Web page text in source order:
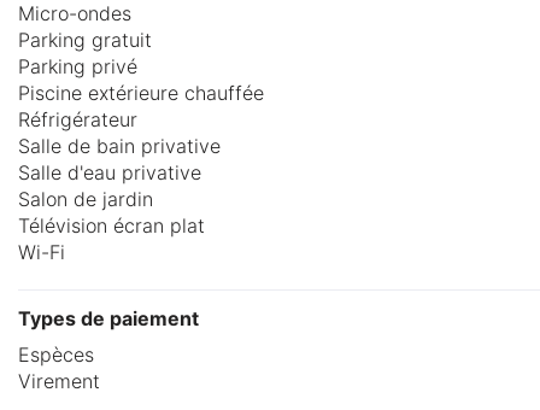
Micro-ondes
Parking gratuit
Parking privé
Piscine extérieure chauffée
Réfrigérateur
Salle de bain privative
Salle d'eau privative
Salon de jardin
Télévision écran plat
Wi-Fi
Types de paiement
Espèces
Virement